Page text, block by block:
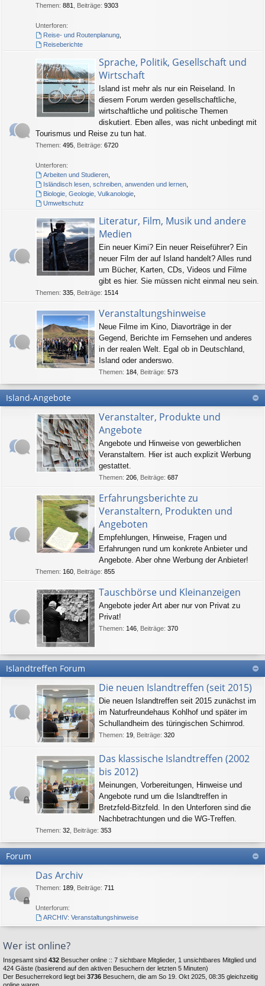
Themen: 881 Beiträge: 9303
Unterforen:
Reise- und Routenplanung,
Reiseberichte
Sprache, Politik, Gesellschaft und
Wirtschaft
Island ist mehr als nur ein Reiseland. In
diesem Forum werden gesellschaftliche,
wirtschaftliche und politische Themen
diskutiert. Eben alles, was nicht unbedingt mit
Tourismus und Reise zu tun hat.
Themen: 495 Beiträge: 6720
Unterforen:
Arbeiten und Studieren,
Isländisch lesen, schreiben, anwenden und lernen,
Biologie, Geologie, Vulkanologie,
Umweltschutz
Literatur, Film, Musik und andere
Medien
Ein neuer Kimi? Ein neuer Reiseführer? Ein
neuer Film der auf Island handelt? Alles rund
um Bücher, Karten, CDs, Videos und Filme
gibt es hier. Sie müssen nicht einmal neu sein.
Themen: 335 Beiträge: 1514
Veranstaltungshinweise
Neue Filme im Kino, Diavorträge in der
Gegend, Berichte im Fernsehen und anderes
in der realen Welt. Egal ob in Deutschland,
Island oder anderswo.
Themen: 184 Beiträge: 573
Island-Angebote
Veranstalter, Produkte und
Angebote
Angebote und Hinweise von gewerblichen
Veranstaltern. Hier ist auch explizit Werbung
gestattet.
Themen: 206 Beiträge: 687
Erfahrungsberichte zu
Veranstaltern, Produkten und
Angeboten
Empfehlungen, Hinweise, Fragen und
Erfahrungen rund um konkrete Anbieter und
Angebote. Aber ohne Werbung der Anbieter!
Themen: 160 Beiträge: 855
Tauschbörse und Kleinanzeigen
Angebote jeder Art aber nur von Privat zu
Privat!
Themen: 146 Beiträge: 370
Islandtreffen Forum
Die neuen Islandtreffen (seit 2015)
Die neuen Islandtreffen seit 2015 zunächst im
im Naturfreundehaus Kohlhof und später im
Schullandheim des türingischen Schirnrod.
Themen: 19 Beiträge: 320
Das klassische Islandtreffen (2002
bis 2012)
Meinungen, Vorbereitungen, Hinweise und
Angebote rund um die Islandtreffen in
Bretzfeld-Bitzfeld. In den Unterforen sind die
Nachbetrachtungen und die WG-Treffen.
Themen: 32 Beiträge: 353
Forum
Das Archiv
Themen: 189 Beiträge: 711
Unterforum:
ARCHIV: Veranstaltungshinweise
Wer ist online?
Insgesamt sind 432 Besucher online :: 7 sichtbare Mitglieder, 1 unsichtbares Mitglied und
424 Gäste (basierend auf den aktiven Besuchern der letzten 5 Minuten)
Der Besucherrekord liegt bei 3736 Besuchern, die am So 19. Okt 2025, 08:35 gleichzeitig